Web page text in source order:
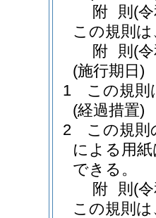
附 則 (
この規則
附 則 (
(施行期日)
1
この規則
(経過措置)
2
この規則
による用
できる。
附 則 (
この規則